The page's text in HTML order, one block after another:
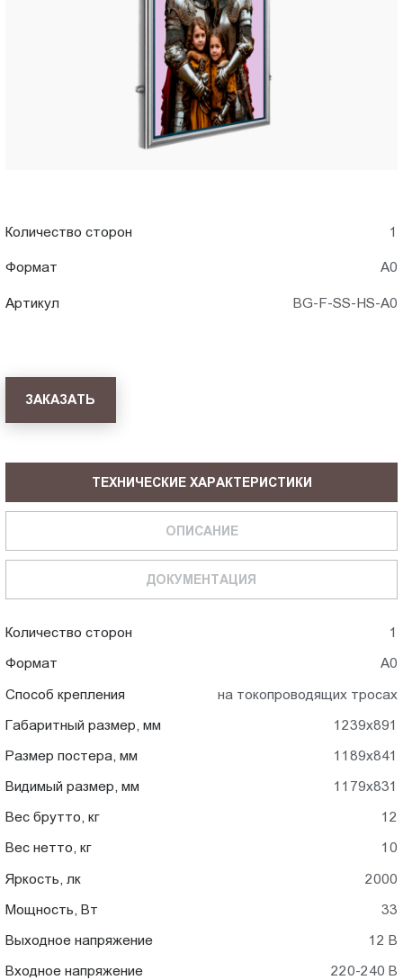
Новороссийске
Количество сторон 1
Формат А0
Артикул BG-F-SS-HS-A0
ЗАКАЗАТЬ
ТЕХНИЧЕСКИЕ ХАРАКТЕРИСТИКИ
ОПИСАНИЕ
ДОКУМЕНТАЦИЯ
Количество сторон 1
Формат А0
Способ крепления на токопроводящих тросах
Габаритный размер, мм 1239x891
Размер постера, мм 1189x841
Видимый размер, мм 1179x831
Вес брутто, кг 12
Вес нетто, кг 10
Яркость, лк 2000
Мощность, Вт 33
Выходное напряжение 12 В
Входное напряжение 220-240 В